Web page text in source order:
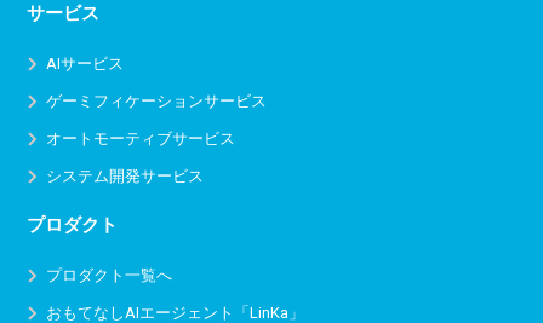
サービス
AIサービス
ゲーミフィケーションサービス
オートモーティブサービス
システム開発サービス
プロダクト
プロダクト一覧へ
おもてなしAIエージェント「LinKa」